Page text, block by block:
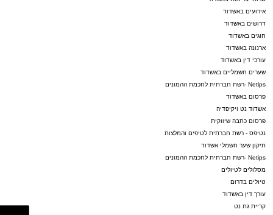
אירועים באשדוד
דרושים באשדוד
חוגים באשדוד
ארנונה באשדוד
עורכי דין באשדוד
שערים חשמליים באשדוד
Netips -רשת חברתית לחכמת ההמונים
פרסום באשדוד
אשדוד נט ויקיפדיה
פרסום כתבה שיווקית
נטיפס - רשת חברתית לטיפים והמלצות
תיקון שער חשמלי אשדוד
Netips -רשת חברתית לחכמת ההמונים
מסלולים לטיולים
טיולים בדרום
עורך דין באשדוד
קריית גת נט